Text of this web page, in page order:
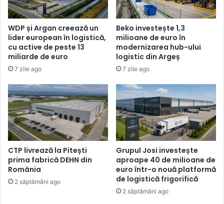
WDP și Argan creează un
lider european în logistică,
cu active de peste 13
miliarde de euro
7 zile ago
Beko investește 1,3
milioane de euro în
modernizarea hub-ului
logistic din Argeș
7 zile ago
CTP livrează la Pitești
prima fabrică DEHN din
România
2 săptămâni ago
Grupul Josi investește
aproape 40 de milioane de
euro într-o nouă platformă
de logistică frigorifică
2 săptămâni ago